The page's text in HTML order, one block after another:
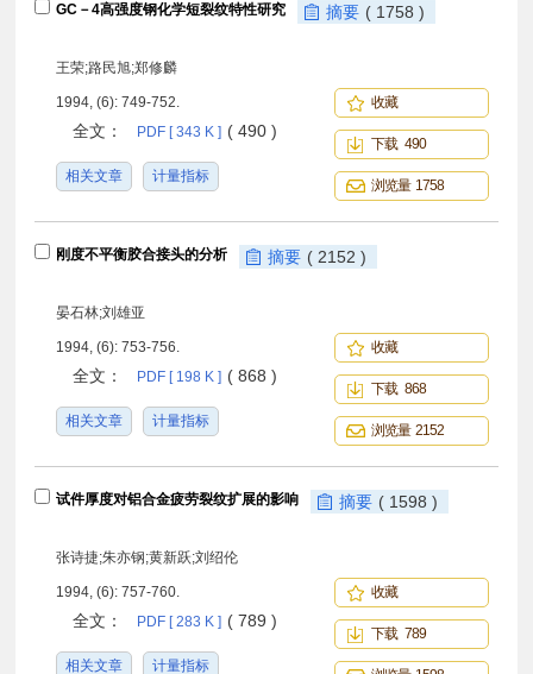
GC－4高强度钢化学短裂纹特性研究 摘要 ( 1758 )
王荣;路民旭;郑修麟
1994, (6): 749-752.
全文： PDF [ 343 K ] ( 490 )
相关文章 计量指标
收藏
下载 490
浏览量 1758
刚度不平衡胶合接头的分析 摘要 ( 2152 )
晏石林;刘雄亚
1994, (6): 753-756.
全文： PDF [ 198 K ] ( 868 )
相关文章 计量指标
收藏
下载 868
浏览量 2152
试件厚度对铝合金疲劳裂纹扩展的影响 摘要 ( 1598 )
张诗捷;朱亦钢;黄新跃;刘绍伦
1994, (6): 757-760.
全文： PDF [ 283 K ] ( 789 )
相关文章 计量指标
收藏
下载 789